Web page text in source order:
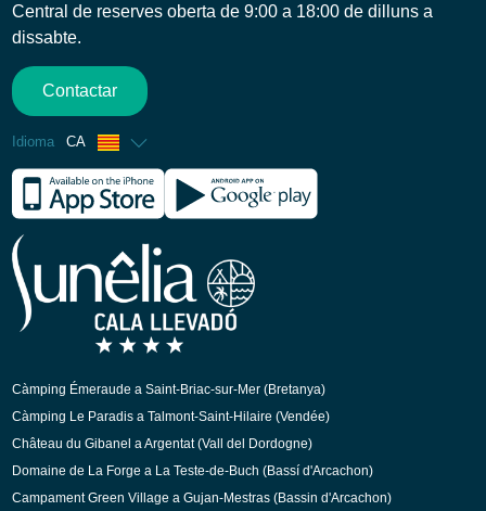
Central de reserves oberta de 9:00 a 18:00 de dilluns a
dissabte.
Contactar
Idioma CA
Francès
Anglès
Espanyol
Alemany
Càmping Émeraude a Saint-Briac-sur-Mer (Bretanya)
Càmping Le Paradis a Talmont-Saint-Hilaire (Vendée)
Château du Gibanel a Argentat (Vall del Dordogne)
Domaine de La Forge a La Teste-de-Buch (Bassí d'Arcachon)
Campament Green Village a Gujan-Mestras (Bassin d'Arcachon)